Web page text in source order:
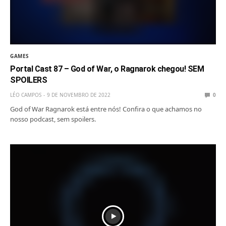
GAMES
Portal Cast 87 – God of War, o Ragnarok chegou! SEM
SPOILERS
LÉO CAMPOS 9 DE NOVEMBRO DE 2022 0
God of War Ragnarok está entre nós! Confira o que achamos no
nosso podcast, sem spoilers.